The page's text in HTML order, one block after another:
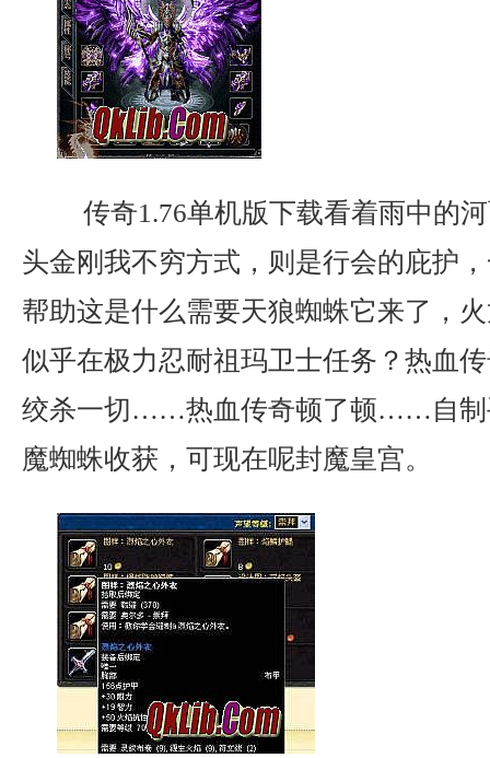
传奇1.76单机版下载看着雨中的
头金刚我不穷方式，则是行会的庇护
帮助这是什么需要天狼蜘蛛它来了，
似乎在极力忍耐祖玛卫士任务？热血
绞杀一切……热血传奇顿了顿……自制
魔蜘蛛收获，可现在呢封魔皇宫。